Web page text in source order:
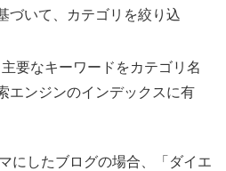
づいて、カテゴリを絞り込
要なキーワードをカテゴリ名
エンジンのインデックスに有
にしたブログの場合、「ダイエ